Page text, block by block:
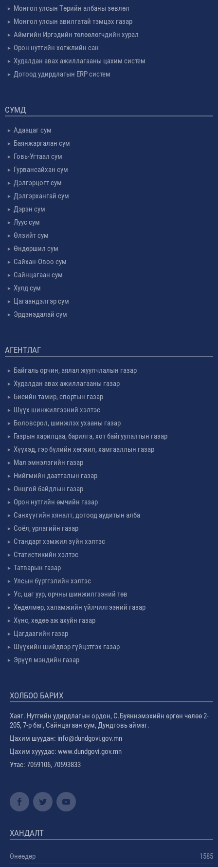
Монгол улсын Төрийн албаны зөвлөл
Монгол улсын авилгатай тэмцэх газар
Аймгийн Иргэдийн төлөөлөгчдийн хурал
Орон нутгийн хөгжлийн сан
Худалдан авах ажиллагааны цахим систем
Дотоод удирдлагын ERP систем
СУМД
Адаацаг сум
Баянжаргалан сум
Говь-Угтаал сум
Гурвансайхан сум
Дэлгэрцогт сум
Дэлгэрхангай сум
Дэрэн сум
Луус сум
Өлзийт сум
Өндөршил сум
Сайхан-Овоо сум
Сайнцагаан сум
Хулд сум
Цагаандэлгэр сум
Эрдэнэдалай сум
АГЕНТЛАГ
Байгаль орчин, аялал жуулчлалын газар
Худалдан авах ажиллагааны газар
Биеийн тамир, спортын газар
Шүүх шинжилгээний хэлтэс
Боловсрол, шинжлэх ухааны газар
Газрын харилцаа, барилга, хот байгуулалтын газар
Хүүхэд, гэр бүлийн хөгжил, хамгааллын газар
Мал эмнэлэгийн газар
Нийгмийн даатгалын газар
Онцгой байдлын газар
Орон нутгийн өмчийн газар
Санхүүгийн хяналт, дотоод аудитын алба
Соёл, урлагийн газар
Стандарт хэмжил зүйн хэлтэс
Статистикийн хэлтэс
Татварын газар
Улсын бүртгэлийн хэлтэс
Ус, цаг уур, орчны шинжилгээний төв
Хөдөлмөр, халамжийн үйлчилгээний газар
Хүнс, хөдөө аж ахуйн газар
Цагдаагийн газар
Шүүхийн шийдвэр гүйцэтгэх газар
Эрүүл мэндийн газар
ХОЛБОО БАРИХ
Хаяг. Нутгийн удирдлагын ордон, С.Буяннэмэхийн өргөн чөлөө 2-
205, 7-р баг, Сайнцагаан сум, Дундговь аймаг.
Цахим шуудан: info@dundgovi.gov.mn
Цахим хууудас: www.dundgovi.gov.mn
Утас: 7059106, 70593833
ХАНДАЛТ
Өнөөдөр
1585